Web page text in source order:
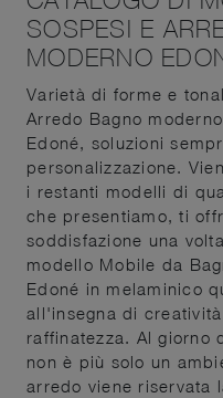
SOSPESI E
MODERNO
Varietà di forme e
Arredo Bagno
Edoné, soluzioni
personalizzazione.
i restanti modelli di
che presentiamo, ti
soddisfazione una
modello Mobile da
Edoné in melaminico
all'insegna di
raffinatezza. Al giorno
non è più solo un
arredo viene riservata